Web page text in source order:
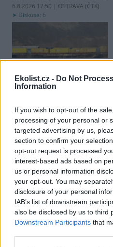
Ekolist.cz - Do Not
Information
If you wish to opt-out of the
processing of your personal or
targeted advertising by us,
section to confirm your
opt-out request is processed
interest-based ads based on
us or personal information
your opt-out. You may
disclosure of your personal
IAB’s list of downstream
also be disclosed by us to third
Downstream Participants that
6.8.2026 17:50 | OSTRAVA (ČTK)
Diskuse: 6
pirátská strana. Požaduje, aby
případu České inspekci životního
dalším osobám, jejichž účast na
zjištěna prověřováním. Stanovisko
Ředitelé odborů i mluvčí se
vlastní vůle, řekl Straka
ČTK )
Diskuse: 1
inspekci životního prostředí (ČIŽP)
to napsal nový ředitel inspekce